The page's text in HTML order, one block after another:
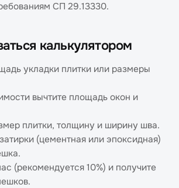
СП 29.13330.
калькулятором
укладки плитки или размеры
вычтите площадь окон и
плитки, толщину и ширину шва.
(цементная или эпоксидная)
(рекомендуется 10%) и получите